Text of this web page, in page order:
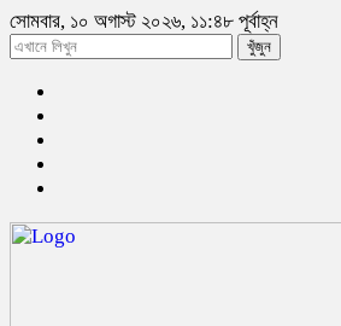
সোমবার, ১০ অগাস্ট ২০২৬, ১১:৪৮ পূর্বাহ্ন
খুঁজুন